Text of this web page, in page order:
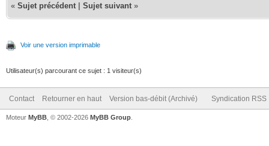
« Sujet précédent Sujet suivant »
Voir une version imprimable
Utilisateur(s) parcourant ce sujet : 1 visiteur(s)
Contact Retourner en haut Version bas-débit (Archivé) Syndication RSS
Moteur MyBB , © 2002-2026 MyBB Group